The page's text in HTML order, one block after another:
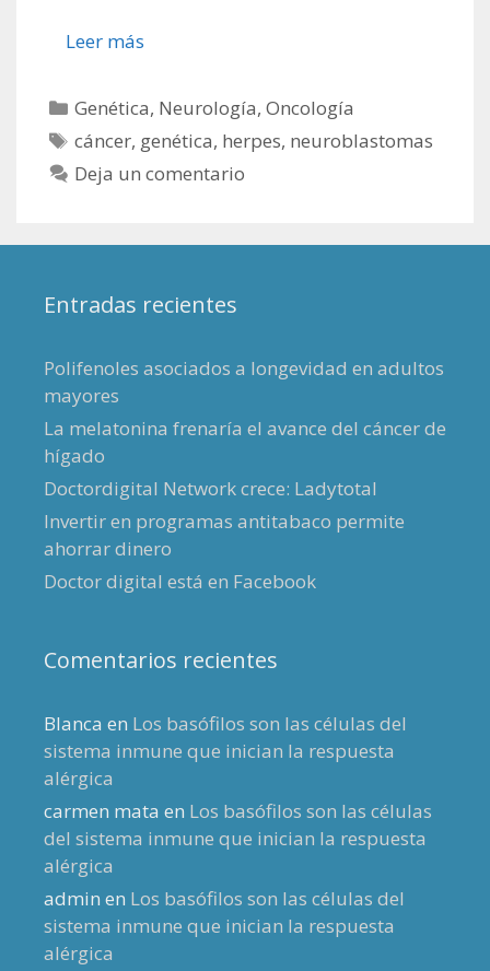
Leer más
Categorías
Genética, Neurología,Oncología
Etiquetas
cáncer, genética, herpes, neuroblastomas
Deja un comentario
Entradas recientes
Polifenoles asociados a longevidad en adultos
mayores
La melatonina frenaría el avance del cáncer de
hígado
Doctordigital Network crece: Ladytotal
Invertir en programas antitabaco permite
ahorrar dinero
Doctor digital está en Facebook
Comentarios recientes
Blanca en Los basófilos son las células del
sistema inmune que inician la respuesta
alérgica
carmen mata en Los basófilos son las células
del sistema inmune que inician la respuesta
alérgica
admin en Los basófilos son las células del
sistema inmune que inician la respuesta
alérgica